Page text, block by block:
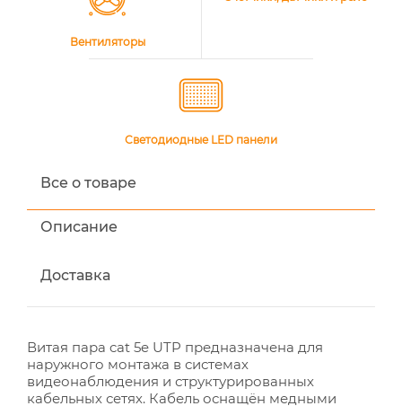
Вентиляторы
Светодиодные LED панели
Все о товаре
Описание
Доставка
Витая пара cat 5e UTP предназначена для
наружного монтажа в системах
видеонаблюдения и структурированных
кабельных сетях. Кабель оснащён медными